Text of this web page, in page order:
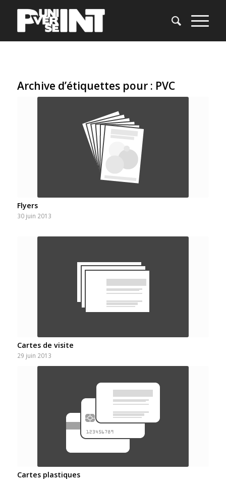
Archive d’étiquettes pour : PVC
Flyers
30 juin 2013
Cartes de visite
29 juin 2013
Cartes plastiques